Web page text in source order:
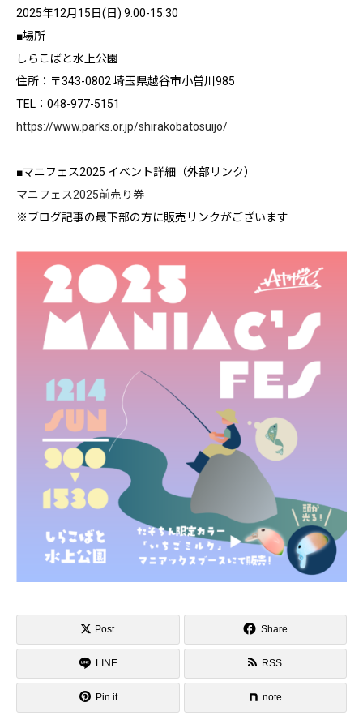
2025年12月15日(日) 9:00-15:30
■場所
しらこばと水上公園
住所：〒343-0802 埼玉県越谷市小曽川985
TEL：048-977-5151
https://www.parks.or.jp/shirakobatosuijo/
■マニフェス2025 イベント詳細（外部リンク）
マニフェス2025前売り券
※ブログ記事の最下部の方に販売リンクがございます
Post Share
LINE RSS
Pin it note